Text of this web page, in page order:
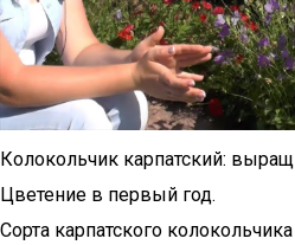
Колокольчик карпатский:
Цветение в первый год.
Сорта карпатского колокольчика